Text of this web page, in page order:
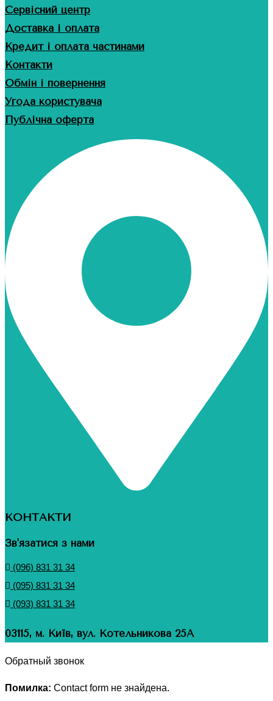
Сервісний центр
Доставка і оплата
Кредит і оплата частинами
Контакти
Обмін і повернення
Угода користувача
Публічна оферта
КОНТАКТИ
Зв'язатися з нами
(096) 831 31 34
(095) 831 31 34
(093) 831 31 34
03115, м. Київ, вул. Котельникова 25А
Обратный звонок
Помилка: Contact form не знайдена.